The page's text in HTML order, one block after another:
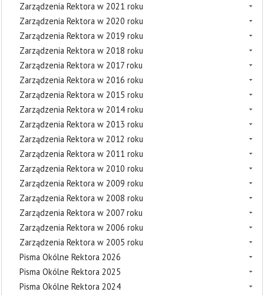
Zarządzenia Rektora w 2021 roku
Zarządzenia Rektora w 2020 roku
Zarządzenia Rektora w 2019 roku
Zarządzenia Rektora w 2018 roku
Zarządzenia Rektora w 2017 roku
Zarządzenia Rektora w 2016 roku
Zarządzenia Rektora w 2015 roku
Zarządzenia Rektora w 2014 roku
Zarządzenia Rektora w 2013 roku
Zarządzenia Rektora w 2012 roku
Zarządzenia Rektora w 2011 roku
Zarządzenia Rektora w 2010 roku
Zarządzenia Rektora w 2009 roku
Zarządzenia Rektora w 2008 roku
Zarządzenia Rektora w 2007 roku
Zarządzenia Rektora w 2006 roku
Zarządzenia Rektora w 2005 roku
Pisma Okólne Rektora 2026
Pisma Okólne Rektora 2025
Pisma Okólne Rektora 2024